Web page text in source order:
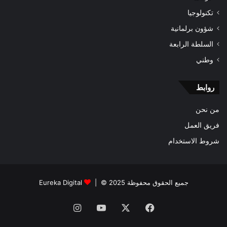
تكنولوجيا
شؤون برلمانية
السلطة الرابعة
وطني
روابط
من نحن
فريق العمل
شروط الاستخدام
جميع الحقوق محفوظة 2025 © | Eureka Digital
فيسبوك ‫YouTube